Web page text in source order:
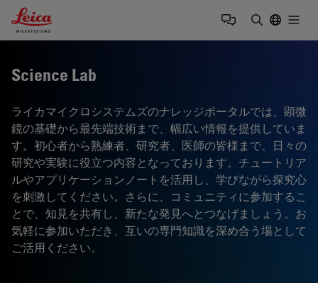
Leica Microsystems Logo
Science Lab
ライカマイクロシステムズのナレッジポータルでは、顕微
鏡の基礎から最先端技術まで、幅広い情報を提供していま
す。初心者から熟練者、研究者、医師の皆様まで、日々の
研究や実験に役立つ内容となっております。チュートリア
ルやアプリケーションノートを活用し、学びながら探究心
を刺激してください。さらに、コミュニティに参加するこ
とで、知見を共有し、新たな発見へとつなげましょう。お
気軽に参加いただき、互いの専門知識を深め合う場として
ご活用ください。